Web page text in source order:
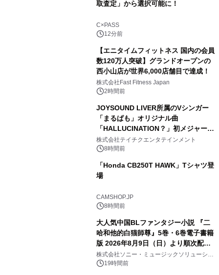
取査定」から選択可能に！
C×PASS
12分前
【エニタイムフィットネス 国内の会員
数120万人突破】グランドオープンの
西小山店が世界6,000店舗目で達成！
株式会社Fast Fitness Japan
2時間前
JOYSOUND LIVER所属のVシンガー
「まるぱも」オリジナル曲
「HALLUCINATION？」初メジャー配
信リリース決定！
株式会社テイチクエンタテインメント
8時間前
「Honda CB250T HAWK」Tシャツ登
場
CAMSHOP.JP
8時間前
大人気中国BLファンタジー小説 『二
哈和他的白猫師尊』5巻・6巻電子書籍
版 2026年8月9日（日）より順次配信
開始
株式会社ソニー・ミュージックソリューショ
ンズ19時間前